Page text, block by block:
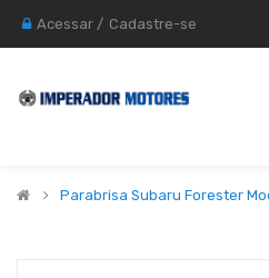
Acessar / Cadastre-se
Parabrisa Subaru Forester